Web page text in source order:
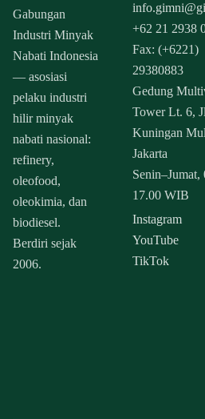
Gabungan
Industri Minyak
Nabati Indonesia
— asosiasi
pelaku industri
hilir minyak
nabati nasional:
refinery,
oleofood,
oleokimia, dan
biodiesel.
Berdiri sejak
2006.
+62 21 2938
Fax: (+6221)
29380883
Gedung
Tower Lt. 6,
Kuningan
Jakarta
Senin–Jumat,
17.00 WIB
Instagram
YouTube
TikTok